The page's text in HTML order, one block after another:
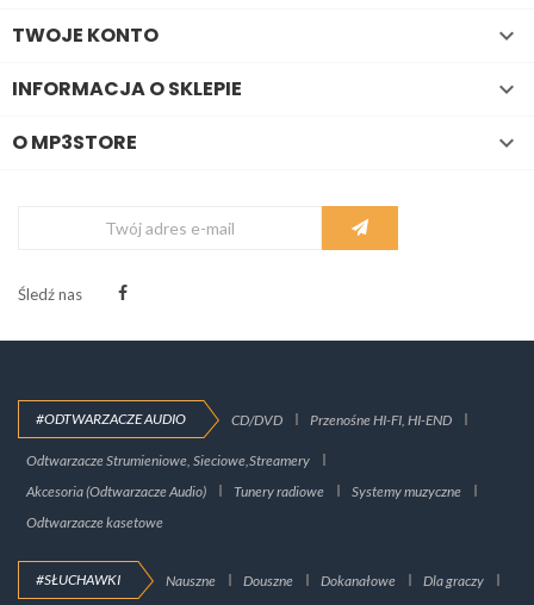
TWOJE KONTO 
INFORMACJA O SKLEPIE 
O MP3STORE 
Śledź nas
#ODTWARZACZE AUDIO CD/DVD Przenośne HI-FI, HI-END
Odtwarzacze Strumieniowe, Sieciowe,Streamery
Akcesoria (Odtwarzacze Audio)
Tunery radiowe
Systemy muzyczne
Odtwarzacze kasetowe
#SŁUCHAWKI Nauszne Douszne Dokanałowe Dla graczy